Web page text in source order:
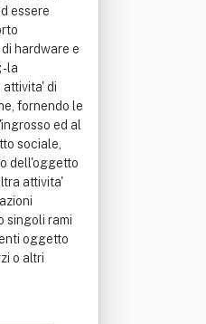
essere
hardware e
la
di
fornendo le
ed al
sociale,
dell'oggetto
attivita'
singoli rami
oggetto
o altri